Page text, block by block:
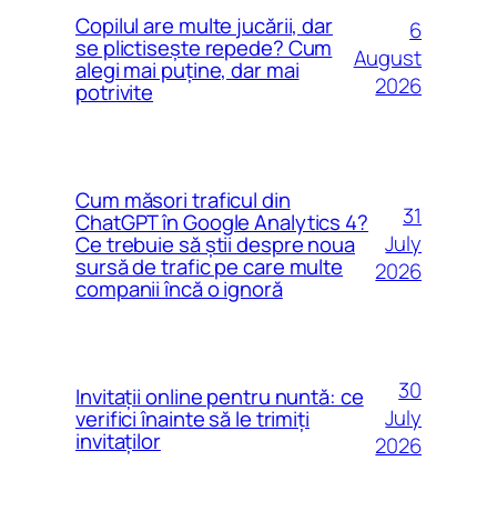
Copilul are multe jucării, dar
se plictisește repede? Cum
alegi mai puține, dar mai
potrivite
6
August
2026
Cum măsori traficul din
ChatGPT în Google Analytics 4?
Ce trebuie să știi despre noua
sursă de trafic pe care multe
companii încă o ignoră
31
July
2026
Invitații online pentru nuntă: ce
verifici înainte să le trimiți
invitaților
30
July
2026